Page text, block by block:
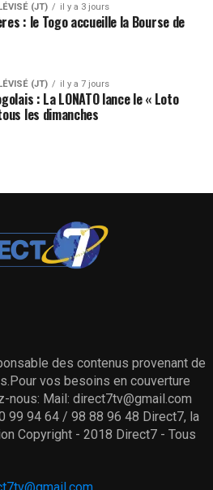
(JT) il y a 3 jours
: le Togo accueille la Bourse de
(JT) il y a 7 jours
: La LONATO lance le « Loto
les dimanches
des contenus provenant de
vos besoins en couverture
nous: Mail: direct7tv@gmail.com
99 94 64 / 98 88 96 48 Direct7, la
Copyright - 2018 Direct7 - Tous